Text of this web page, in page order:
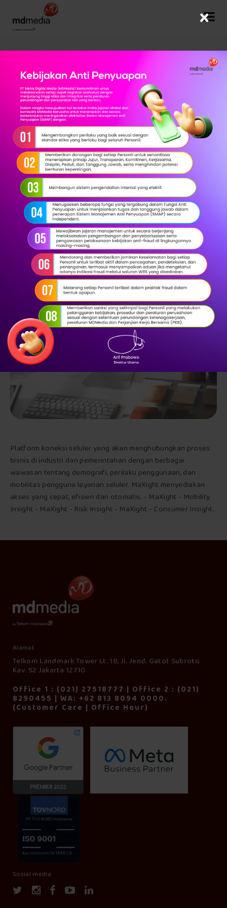
Mobile Insight
Ikhtisar Produk
Mobile Insight Dashboard berasal dari olahan data
geolocation pengguna seluler untuk meningkatkan market
share dan loyalitas terhadap brand Anda. Dashboard ini juga
memungkinkan brand untuk melakukan marketing analysis,
competitive intelligence, monitoring sosial media, hingga
manajemen krisis.
Platform koneksi seluler yang akan menghubungkan proses
bisnis di industri dan pemerintahan dengan berbagai
wawasan tentang demografi, perilaku penggunaan, dan
mobilitas pengguna layanan seluler. MaXight menyediakan
akses yang cepat, efisien dan otomatis. - MaXight - Mobility
Insight - MaXight - Risk Insight - MaXight - Consumer Insight.
Alamat
Telkom Landmark Tower Lt. 18, Jl. Jend. Gatot Subroto
Kav. 52 Jakarta 12710
Office 1 : (021) 27518777 | Office 2 : (021)
8290455 | WA: +62 813 8094 0000.
(Customer Care | Office Hour)
Sosial media
×